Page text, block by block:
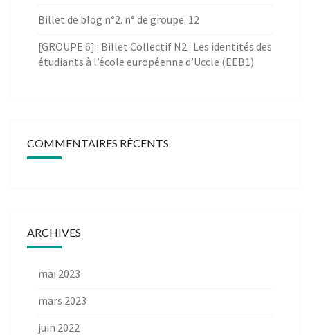
Billet de blog n°2. n° de groupe: 12
[GROUPE 6] : Billet Collectif N2 : Les identités des
étudiants à l’école européenne d’Uccle (EEB1)
COMMENTAIRES RÉCENTS
ARCHIVES
mai 2023
mars 2023
juin 2022